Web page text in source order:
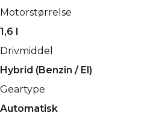
Motorstørrelse
1,6 l
Drivmiddel
Hybrid (Benzin / El)
Geartype
Automatisk